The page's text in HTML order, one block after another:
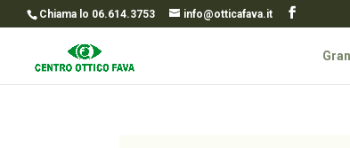
Chiama lo 06.614.3753 info@otticafava.it